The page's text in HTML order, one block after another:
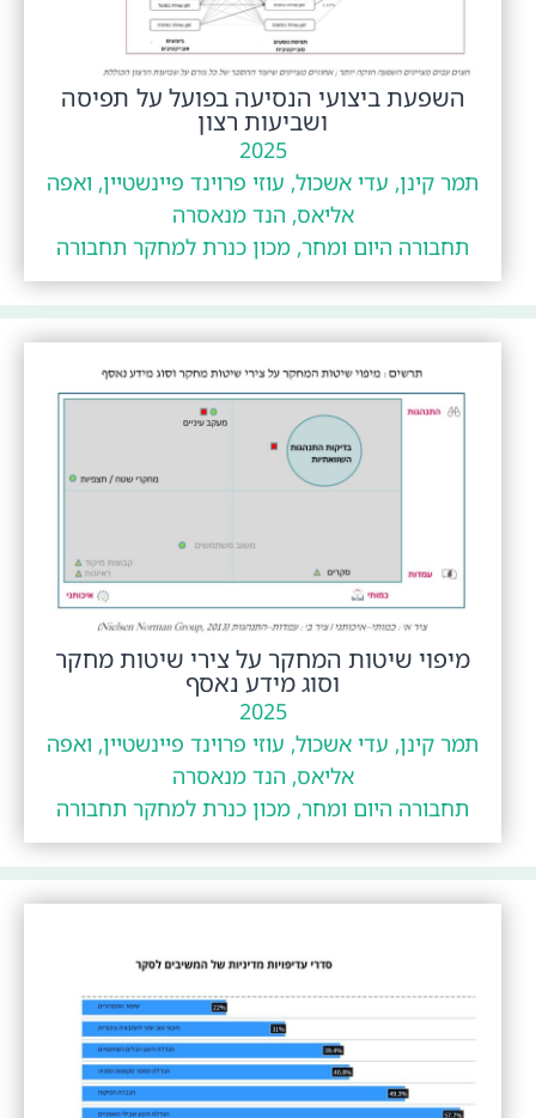
השפעת ביצועי הנסיעה בפועל על תפיסה
ושביעות רצון
2025
תמר קינן, עדי אשכול, עוזי פרוינד פיינשטיין, ואפה
אליאס, הנד מנאסרה
תחבורה היום ומחר, מכון כנרת למחקר תחבורה
מיפוי שיטות המחקר על צירי שיטות מחקר
וסוג מידע נאסף
2025
תמר קינן, עדי אשכול, עוזי פרוינד פיינשטיין, ואפה
אליאס, הנד מנאסרה
תחבורה היום ומחר, מכון כנרת למחקר תחבורה